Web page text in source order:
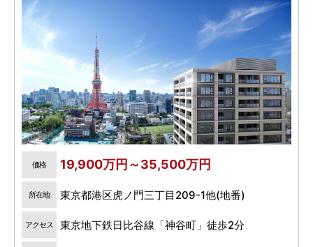
価格 19,900万円～35,500万円
所在地 東京都港区虎ノ門三丁目209-1他(地番)
アクセス 東京地下鉄日比谷線「神谷町」徒歩2分